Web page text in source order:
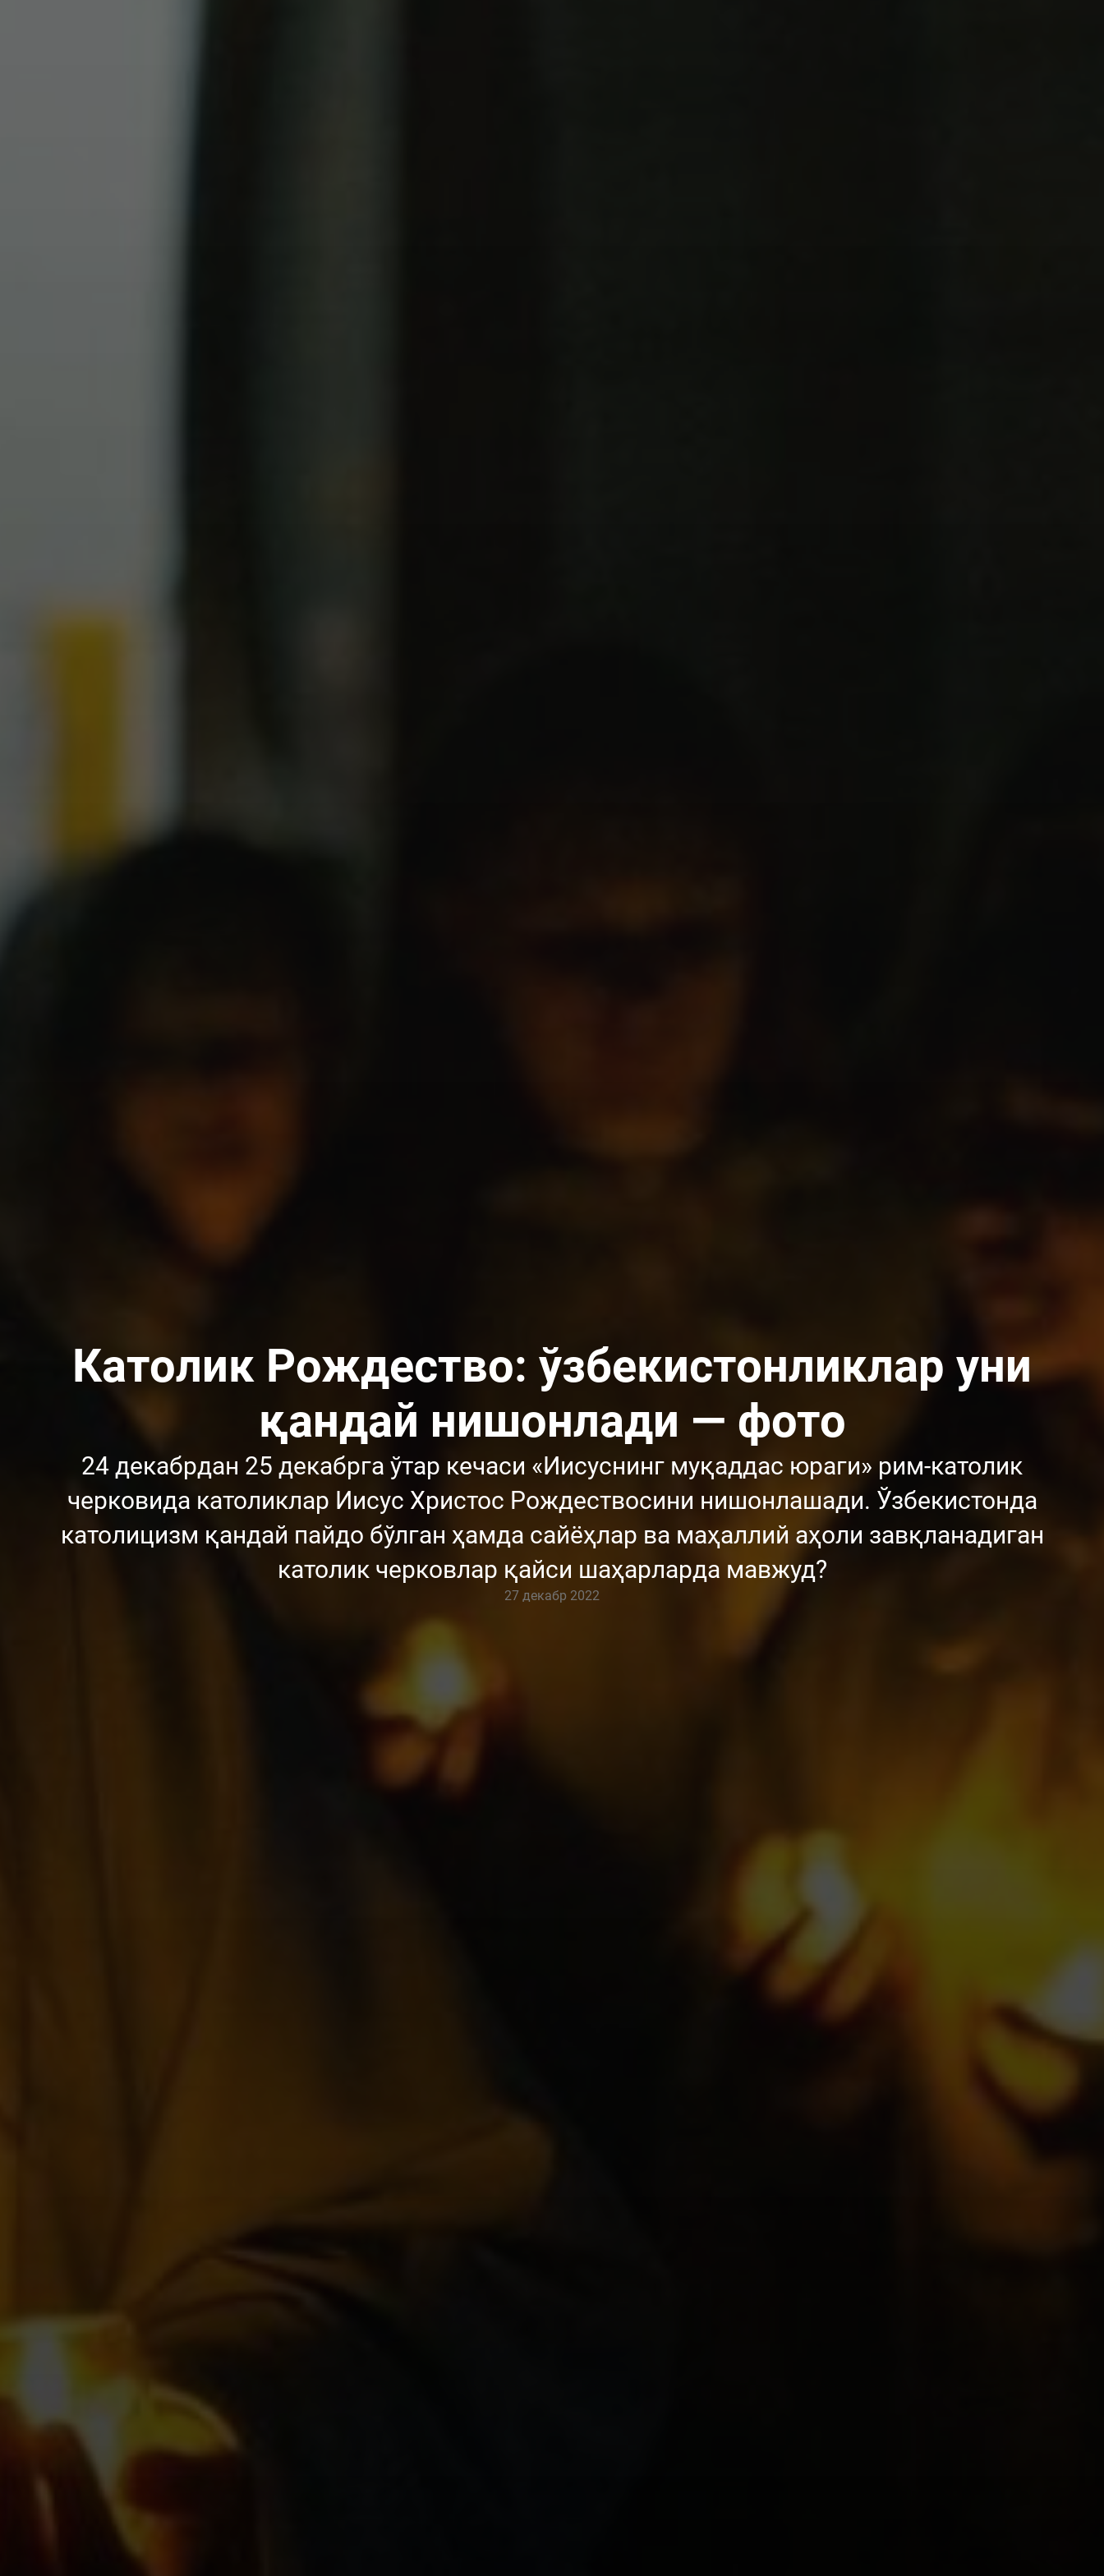
Католик Рождество: ўзбекистонликлар уни
қандай нишонлади — фото
24 декабрдан 25 декабрга ўтар кечаси «Иисуснинг муқаддас юраги» рим-католик
черковида католиклар Иисус Христос Рождествосини нишонлашади. Ўзбекистонда
католицизм қандай пайдо бўлган ҳамда сайёҳлар ва маҳаллий аҳоли завқланадиган
католик черковлар қайси шаҳарларда мавжуд?
27 декабр 2022